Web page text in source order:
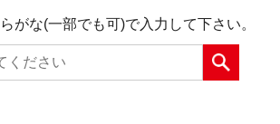
がな(一部でも可)で入力して下さい。